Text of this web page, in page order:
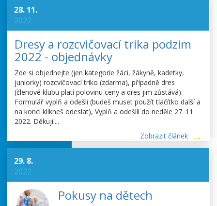
28. 11.
2022
Dresy a rozcvičovací trika podzim
2022 - objednávky
Zde si objednejte (jen kategorie žáci, žákyně, kadetky,
juniorky) rozcvičovací triko (zdarma), případně dres
(členové klubu platí polovinu ceny a dres jim zůstává).
Formulář vyplň a odešli (budeš muset použít tlačítko další a
na konci klikneš odeslat), Vyplň a odešlli do neděle 27. 11.
2022. Děkuji....
Zobrazit článek
29. 8.
2022
Pokusy na dětech